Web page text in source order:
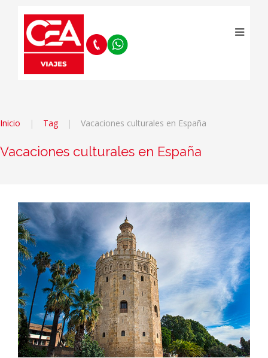
Inicio Tag Vacaciones culturales en España
Vacaciones culturales en España